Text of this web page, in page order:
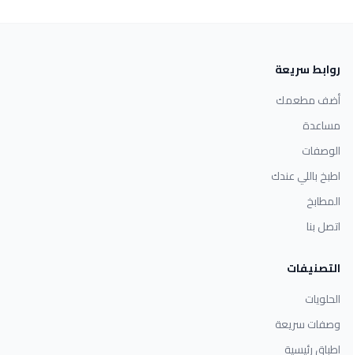
روابط سريعة
أضف مطعمك
مساعدة
الوصفات
اطبخ باللي عندك
المطابخ
اتصل بنا
التصنيفات
الحلويات
وصفات سريعة
اطباق رئيسية